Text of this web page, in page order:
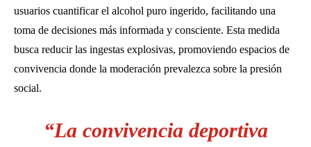
usuarios cuantificar el alcohol puro ingerido, facilitando una
toma de decisiones más informada y consciente. Esta medida
busca reducir las ingestas explosivas, promoviendo espacios de
convivencia donde la moderación prevalezca sobre la presión
social.
“La convivencia deportiva